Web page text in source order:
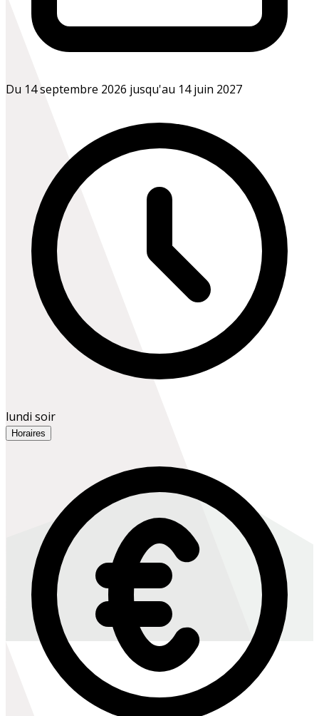
Du 14 septembre 2026 jusqu'au 14 juin 2027
lundi soir
Horaires